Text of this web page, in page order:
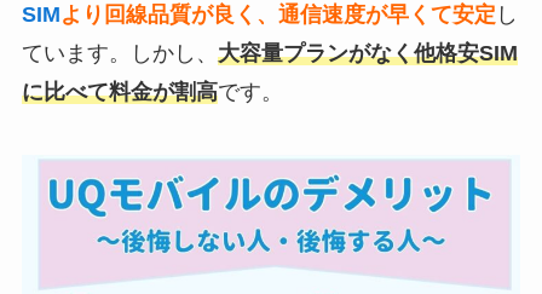
SIMより回線品質が良く、通信速度が早くて安定 し
ています。しかし、 大容量プランがなく他格安SIM
に比べて料金が割高です。